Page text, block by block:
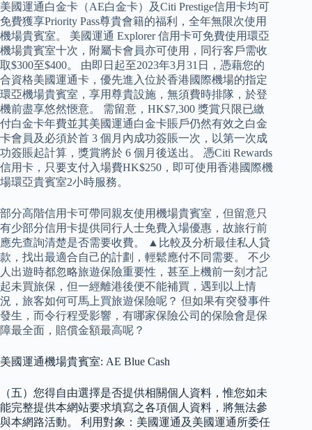
美國運通白金卡（AE白金卡）及Citi Prestige信用卡均可
免費獲享Priority Pass尊貴會籍的福利，全年無限次使用
機場貴賓室。 美國運通 Explorer 信用卡可免費使用環亞
機場貴賓室十次，附屬卡會員亦可使用，同行客戶需收
取$300至$400。 由即日起至2023年3月31日，憑藉您的
合資格美國運通卡，優先進入位於香港國際機場的指定
環亞機場貴賓室，享用尊貴設施，無須費時排隊，於登
機前盡享悠然愜意。 需留意，HK$7,300 獎賞只限已繳
付白金卡年費並其美國運通白金卡賬戶仍然有效之白金
卡會員及必須於首 3 個月內成功簽賬一次，以第一次成
功簽賬起計算，獎賞將於 6 個月後送出。 憑Citi Rewards
信用卡，只要支付入場費HK$250，即可使用香港國際機
場環亞貴賓室2小時服務。
部分高階信用卡可帶同親友使用機場貴賓室，但留意只
有少部分信用卡提供同行人士免費入場優惠，故旅行前
應先查詢清楚是否需要收費。 ▲比較及分析最佳私人貸
款，找出最適合自己的計劃，輕鬆應付不同需要。 不少
人出遊時都忽略旅遊保險重要性，甚至上機前一刻才記
起未買旅保，但一經離港後便不能補買，遇到以上情
況，旅客如何可馬上買旅遊保險呢？ 但如果有突發事件
發生，而令行程受影響，有哪家保險公司的保險會是保
障最全面，賠償金額最高呢？
美國運通機場貴賓室: AE Blue Cash
（五）您得自由選擇是否提供相關個人資料，惟您如未
能完整提供本網站要求填寫之各項個人資料，將無法參
與本網路活動。 利用對象：美國運通及美國運通所委任